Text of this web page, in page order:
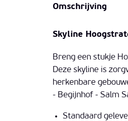
Omschrijving
Skyline
Breng een stukje
Deze skyline is
herkenbare
- Begijnhof - Salm
Standaard